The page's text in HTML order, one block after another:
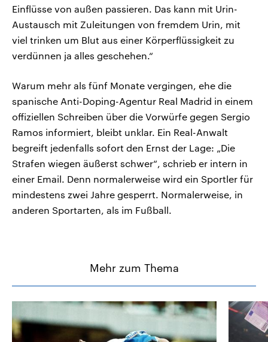
Einflüsse von außen passieren. Das kann mit Urin-
Austausch mit Zuleitungen von fremdem Urin, mit
viel trinken um Blut aus einer Körperflüssigkeit zu
verdünnen ja alles geschehen.“
Warum mehr als fünf Monate vergingen, ehe die
spanische Anti-Doping-Agentur Real Madrid in einem
offiziellen Schreiben über die Vorwürfe gegen Sergio
Ramos informiert, bleibt unklar. Ein Real-Anwalt
begreift jedenfalls sofort den Ernst der Lage: „Die
Strafen wiegen äußerst schwer“, schrieb er intern in
einer Email. Denn normalerweise wird ein Sportler für
mindestens zwei Jahre gesperrt. Normalerweise, in
anderen Sportarten, als im Fußball.
Mehr zum Thema